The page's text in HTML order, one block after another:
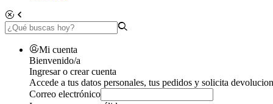
Mi cuenta
Bienvenido/a
Ingresar o crear cuenta
Accede a tus datos personales, tus pedidos y solicita
Correo electrónico